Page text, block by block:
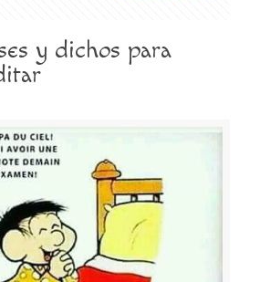
y dichos para